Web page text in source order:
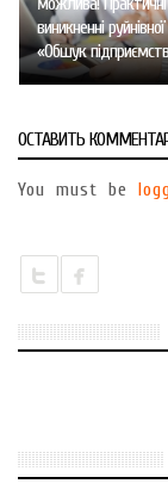
виникненні
«Обшук
ОСТАВИТЬ
You must be